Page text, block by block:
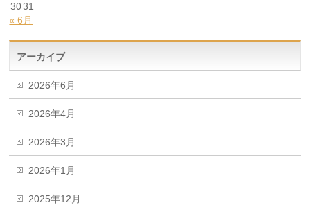
3031
« 6月
アーカイブ
2026年6月
2026年4月
2026年3月
2026年1月
2025年12月